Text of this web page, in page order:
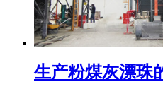
生产粉煤灰漂珠